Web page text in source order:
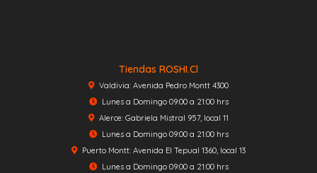
Tiendas ROSHI.cl
Valdivia: Avenida Pedro Montt 4300
Lunes a Domingo 09:00 a 21:00 hrs
Alerce: Gabriela Mistral 957, local 11
Lunes a Domingo 09:00 a 21:00 hrs
Puerto Montt: Avenida El Tepual 1360, local 13
Lunes a Domingo 09:00 a 21:00 hrs